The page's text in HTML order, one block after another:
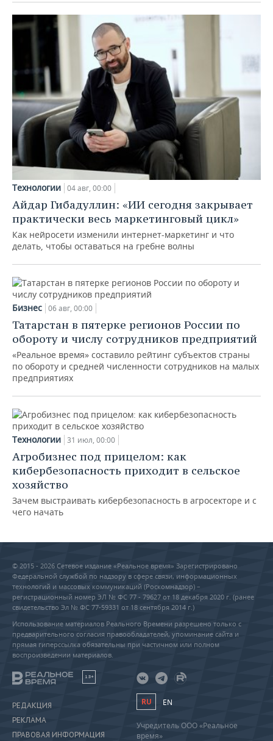
Технологии 04 авг, 00:00
Айдар Гибадуллин: «ИИ сегодня закрывает
практически весь маркетинговый цикл»
Как нейросети изменили интернет-маркетинг и что
делать, чтобы оставаться на гребне волны
Бизнес 06 авг, 00:00
Татарстан в пятерке регионов России по
обороту и числу сотрудников предприятий
«Реальное время» составило рейтинг субъектов страны
по обороту и средней численности сотрудников на малых
предприятиях
Технологии 31 июл, 00:00
Агробизнес под прицелом: как
кибербезопасность приходит в сельское
хозяйство
Зачем выстраивать кибербезопасность в агросекторе и с
чего начать
© 2015 - 2026 Сетевое издание «Реальное время» Зарегистрировано
Федеральной службой по надзору в сфере связи, информационных
технологий и массовых коммуникаций (Роскомнадзор) –
регистрационный номер ЭЛ № ФС 77 - 79627 от 18 декабря 2020 г. (ранее
свидетельство Эл № ФС 77-59331 от 18 сентября 2014 г.)
Использование материалов Реального Времени разрешено только с
предварительного согласия правообладателей, упоминание сайта и
прямая гиперссылка обязательны при частичном или полном
воспроизведении материалов.
18+
РЕДАКЦИЯ
РЕКЛАМА
ПРАВОВАЯ ИНФОРМАЦИЯ
RU EN
Учредитель ООО «Реальное
время»